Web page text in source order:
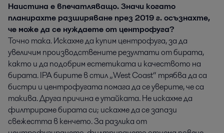
Наистина е впечатляващо. Значи когато
планирахте разширяване през 2019 г. осъзнахте,
че може да се нуждаете от центрофуга?
Точно така. Искахме да купим центрофуга, за да
увеличим производствените резултати от бирата,
както и да подобрим естетиката и качеството на
бирата. IPA бирите в стил „West Coast“ трябва да са
бистри и центрофугата помага да се уверите, че са
такива. Друга причина е утайката. Не искахме да
филтрираме бирата си; искахме да се запази
свежестта в кенчето. За разлика от